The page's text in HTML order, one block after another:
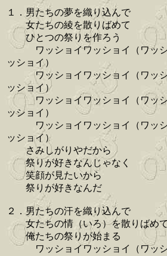
１．男たちの夢を織り込んで
女たちの綾を散りばめて
ひとつの祭りを作ろう
ワッショイワッショイ（ワッシ
ッショイ）
ワッショイワッショイ（ワッシ
ッショイ）
ワッショイワッショイ（ワッシ
ッショイ）
ワッショイワッショイ（ワッシ
ッショイ）
さみしがりやだから
祭りが好きなんじゃなく
笑顔が見たいから
祭りが好きなんだ
２．男たちの汗を織り込んで
女たちの情（いろ）を散りばめ
俺たちの祭りが始まる
ワッショイワッショイ（ワッシ